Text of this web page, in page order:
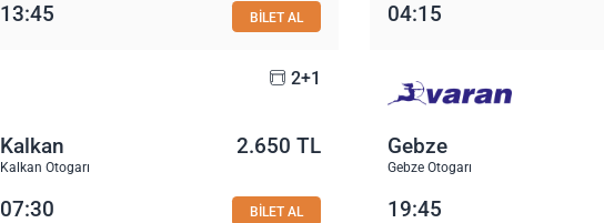
13:45 BİLET AL 04:15
2+1
Kalkan
Kalkan Otogarı
2.650 TL
07:30 BİLET AL
Gebze
Gebze Otogarı
19:45